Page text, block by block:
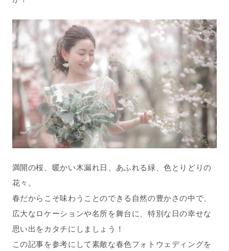
満開の桜、暖かい木漏れ日、あふれる緑、色とりどりの
花々。
春だからこそ味わうことのできる自然の豊かさの中で、
広大なロケーションや名所を舞台に、特別な日の幸せな
思い出をカタチにしましょう！
この記事を参考にして素敵な春色フォトウェディングを